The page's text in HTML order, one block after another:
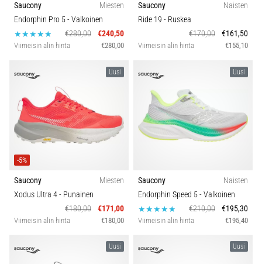
Saucony
Miesten
Endorphin Pro 5- Valkoinen
€280,00
€240,50
Viimeisin alin hinta €280,00
Saucony
Naisten
Ride 19 - Ruskea
€170,00
€161,50
Viimeisin alin hinta €155,10
Uusi
-5%
Saucony
Miesten
Xodus Ultra 4- Punainen
€180,00
€171,00
Viimeisin alin hinta €180,00
Uusi
Saucony
Naisten
Endorphin Speed 5- Valkoinen
€210,00
€195,30
Viimeisin alin hinta €195,40
Uusi Uusi